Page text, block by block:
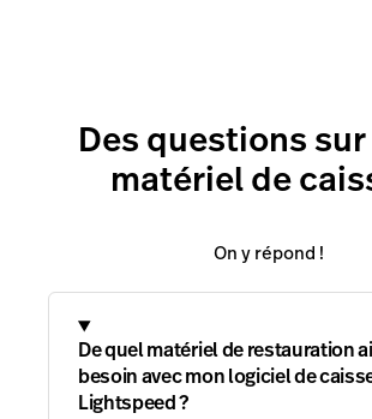
Des questions
matériel de
On y répond !
De quel matériel de restauration
besoin avec mon logiciel de
Lightspeed ?